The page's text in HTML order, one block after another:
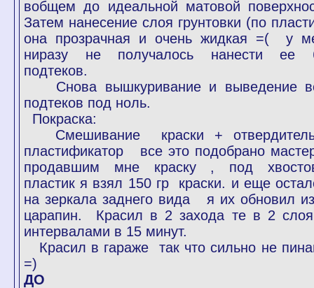
вобщем до идеальной матовой
Затем нанесение слоя грунтовки (по
она прозрачная и очень жидкая =( у
ниразу не получалось нанести ее
подтеков.
Снова вышкуривание и выведение
подтеков под ноль.
Покраска:
Смешивание краски +
пластификатор все это подобрано
продавшим мне краску , под
пластик я взял 150 гр краски. и еще
на зеркала заднего вида я их обновил
царапин. Красил в 2 захода те в 2
интервалами в 15 минут.
Красил в гараже так что сильно не
=)
ДО